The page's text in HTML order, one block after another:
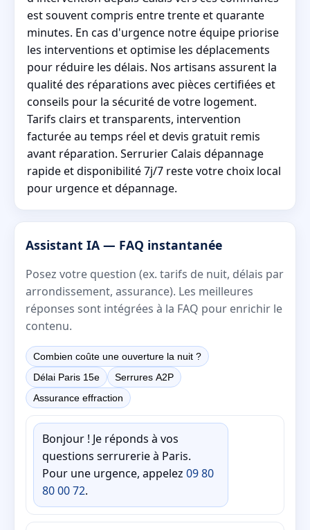
est souvent compris entre trente et quarante
minutes. En cas d'urgence notre équipe priorise
les interventions et optimise les déplacements
pour réduire les délais. Nos artisans assurent la
qualité des réparations avec pièces certifiées et
conseils pour la sécurité de votre logement.
Tarifs clairs et transparents, intervention
facturée au temps réel et devis gratuit remis
avant réparation. Serrurier Calais dépannage
rapide et disponibilité 7j/7 reste votre choix local
pour urgence et dépannage.
Assistant IA — FAQ instantanée
Posez votre question (ex. tarifs de nuit, délais par
arrondissement, assurance). Les meilleures
réponses sont intégrées à la FAQ pour enrichir le
contenu.
Combien coûte une ouverture la nuit ?
Délai Paris 15e
Serrures A2P
Assurance effraction
Bonjour ! Je réponds à vos
questions serrurerie à Paris.
Pour une urgence, appelez 09 80
80 00 72.